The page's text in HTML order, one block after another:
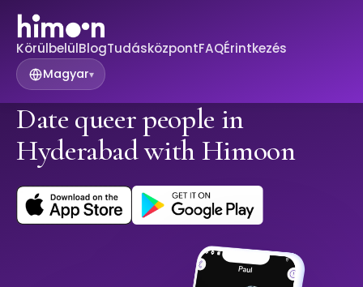
KörülbelülBlogTudásközpontFAQÉrintkezés
Magyar▾
Date queer people in
Hyderabad with Himoon